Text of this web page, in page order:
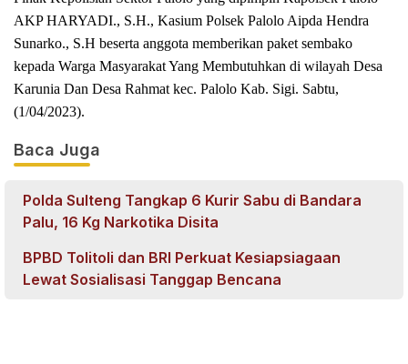
AKP HARYADI., S.H., Kasium Polsek Palolo Aipda Hendra
Sunarko., S.H beserta anggota memberikan paket sembako
kepada Warga Masyarakat Yang Membutuhkan di wilayah Desa
Karunia Dan Desa Rahmat kec. Palolo Kab. Sigi. Sabtu,
(1/04/2023).
Baca Juga
Polda Sulteng Tangkap 6 Kurir Sabu di Bandara
Palu, 16 Kg Narkotika Disita
BPBD Tolitoli dan BRI Perkuat Kesiapsiagaan
Lewat Sosialisasi Tanggap Bencana